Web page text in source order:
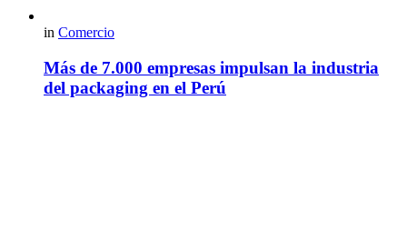
in Comercio
Más de 7.000 empresas impulsan la industria
del packaging en el Perú